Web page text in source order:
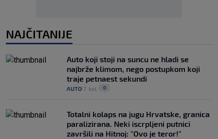
NAJČITANIJE
Auto koji stoji na suncu ne hladi se
najbrže klimom, nego postupkom koji
traje petnaest sekundi
AUTO 7. kol. 0
Totalni kolaps na jugu Hrvatske, granica
paralizirana. Neki iscrpljeni putnici
završili na Hitnoj: "Ovo je teror!"